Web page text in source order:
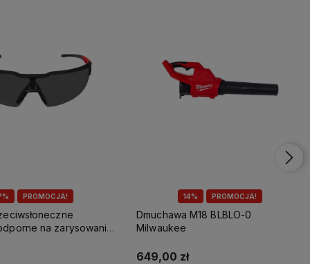
PROMOCJA!
na zarysowania
14% PROMOCJA!
Dmuchawa M18 BLBLO-0
Milwaukee
649,00 zł